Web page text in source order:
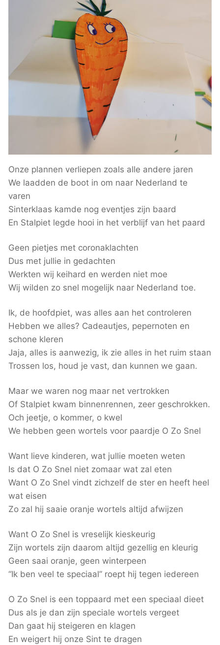
Onze plannen verliepen zoals alle andere jaren
We laadden de boot in om naar Nederland te
varen
Sinterklaas kamde nog eventjes zijn baard
En Stalpiet legde hooi in het verblijf van het paard
Geen pietjes met coronaklachten
Dus met jullie in gedachten
Werkten wij keihard en werden niet moe
Wij wilden zo snel mogelijk naar Nederland toe.
Ik, de hoofdpiet, was alles aan het controleren
Hebben we alles? Cadeautjes, pepernoten en
schone kleren
Jaja, alles is aanwezig, ik zie alles in het ruim staan
Trossen los, houd je vast, dan kunnen we gaan.
Maar we waren nog maar net vertrokken
Of Stalpiet kwam binnenrennen, zeer geschrokken.
Och jeetje, o kommer, o kwel
We hebben geen wortels voor paardje O Zo Snel
Want lieve kinderen, wat jullie moeten weten
Is dat O Zo Snel niet zomaar wat zal eten
Want O Zo Snel vindt zichzelf de ster en heeft heel
wat eisen
Zo zal hij saaie oranje wortels altijd afwijzen
Want O Zo Snel is vreselijk kieskeurig
Zijn wortels zijn daarom altijd gezellig en kleurig
Geen saai oranje, geen winterpeen
“Ik ben veel te speciaal” roept hij tegen iedereen
O Zo Snel is een toppaard met een speciaal dieet
Dus als je dan zijn speciale wortels vergeet
Dan gaat hij steigeren en klagen
En weigert hij onze Sint te dragen